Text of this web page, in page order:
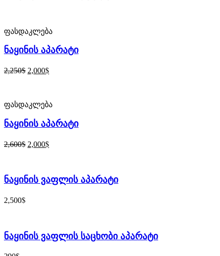
ფასდაკლება
ნაყინის აპარატი
2,250$ 2,000$
ფასდაკლება
ნაყინის აპარატი
2,600$ 2,000$
ნაყინის ვაფლის აპარატი
2,500$
ნაყინის ვაფლის საცხობი აპარატი